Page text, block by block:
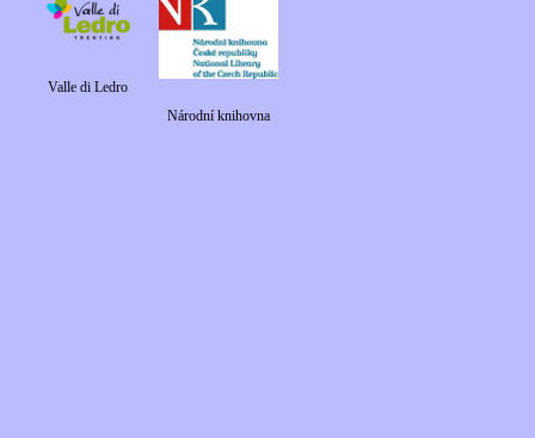
Valle di Ledro
Národní knihovna